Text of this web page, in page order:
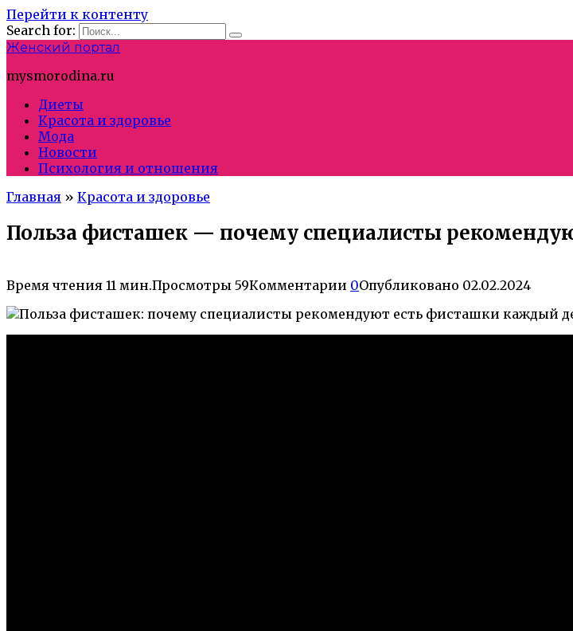
Перейти к контенту
Search for:
Женский портал
mysmorodina.ru
Диеты
Красота и здоровье
Мода
Новости
Психология и отношения
Главная » Красота и здоровье
Польза фисташек — почему специалисты
Время чтения 11 мин.Просмотры 59Комментарии 0Опубликовано 02.02.2024